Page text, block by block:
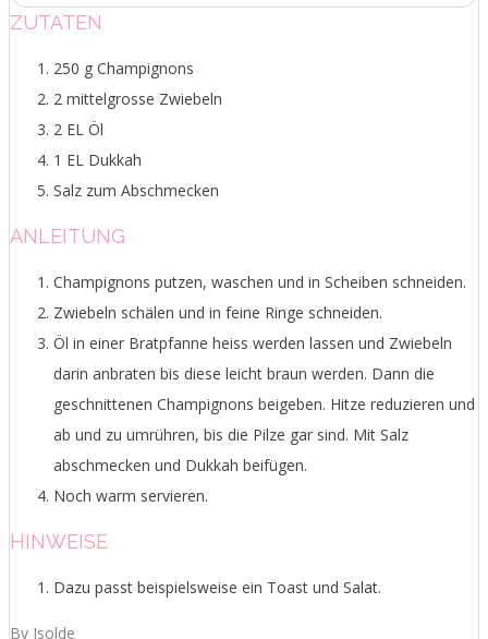
ZUTATEN
250 g Champignons
2 mittelgrosse Zwiebeln
2 EL Öl
1 EL Dukkah
Salz zum Abschmecken
ANLEITUNG
Champignons putzen, waschen und in Scheiben schneiden.
Zwiebeln schälen und in feine Ringe schneiden.
Öl in einer Bratpfanne heiss werden lassen und Zwiebeln
darin anbraten bis diese leicht braun werden. Dann die
geschnittenen Champignons beigeben. Hitze reduzieren und
ab und zu umrühren, bis die Pilze gar sind. Mit Salz
abschmecken und Dukkah beifügen.
Noch warm servieren.
HINWEISE
Dazu passt beispielsweise ein Toast und Salat.
By Isolde